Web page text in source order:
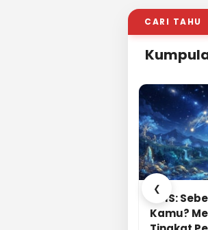
CARI TAHU
❮
KUIS:
Kamu?